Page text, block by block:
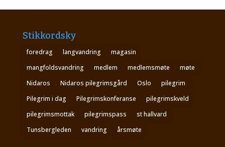
Stikkordsky
foredrag langvandring
magasin
mangfoldsvandring
medlem medlemsmøte
møte
Nidaros
Nidaros pilegrimsgård Oslo
pilegrim
Pilegrim i dag
Pilegrimskonferanse
pilegrimskveld
pilegrimsmottak
pilegrimspass
st hallvard
Tunsbergleden
vandring årsmøte